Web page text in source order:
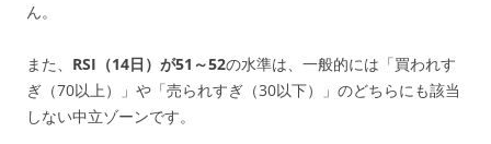
ん。
また、 RSI（14日）が51～52の水準は、一般的には「買われす
ぎ（70以上）」や「売られすぎ（30以下）」のどちらにも該当
しない中立ゾーンです。